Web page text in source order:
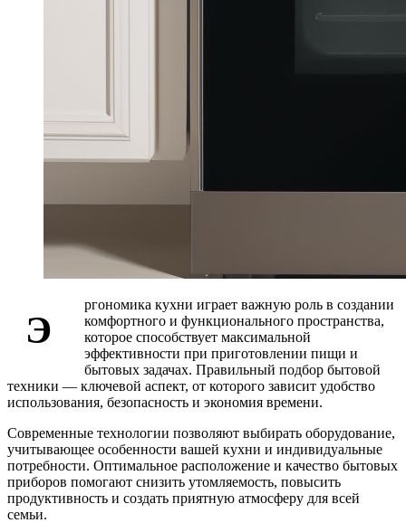
Э
ргономика кухни играет важную роль в создании
комфортного и функционального пространства,
которое способствует максимальной
эффективности при приготовлении пищи и
бытовых задачах. Правильный подбор бытовой
техники — ключевой аспект, от которого зависит удобство
использования, безопасность и экономия времени.
Современные технологии позволяют выбирать оборудование,
учитывающее особенности вашей кухни и индивидуальные
потребности. Оптимальное расположение и качество бытовых
приборов помогают снизить утомляемость, повысить
продуктивность и создать приятную атмосферу для всей
семьи.